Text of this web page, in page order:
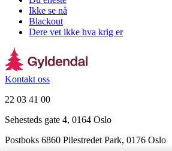
Ikke se nå
Blackout
Dere vet ikke hva krig er
Kontakt oss
22 03 41 00
Sehesteds gate 4, 0164 Oslo
Postboks 6860 Pilestredet Park, 0176 Oslo